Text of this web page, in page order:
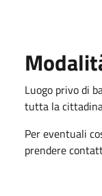
Luogo privo di
tutta la
Per eventuali
prendere